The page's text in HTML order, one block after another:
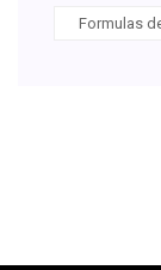
Formulas